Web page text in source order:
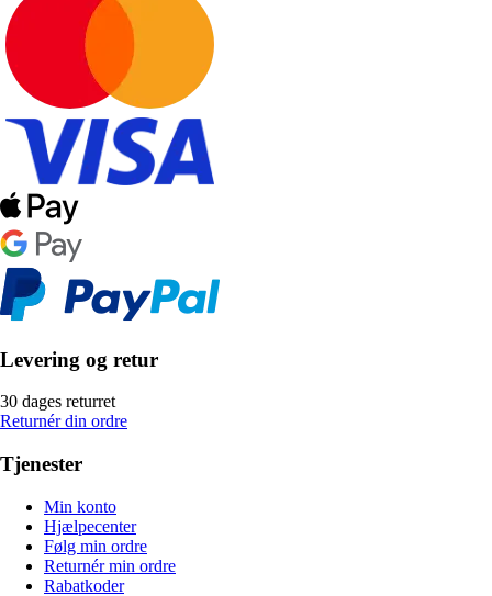
Levering og retur
30 dages returret
Returnér din ordre
Tjenester
Min konto
Hjælpecenter
Følg min ordre
Returnér min ordre
Rabatkoder